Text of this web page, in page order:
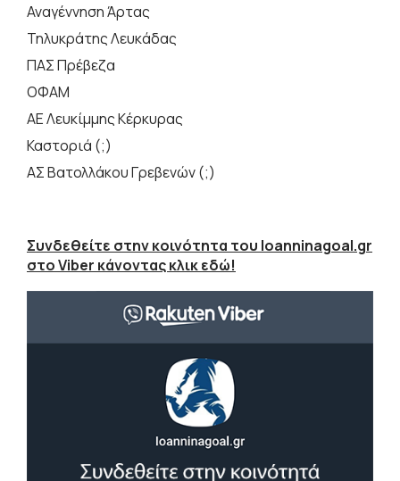
Αναγέννηση Άρτας
Τηλυκράτης Λευκάδας
ΠΑΣ Πρέβεζα
ΟΦΑΜ
ΑΕ Λευκίμμης Κέρκυρας
Καστοριά (;)
ΑΣ Βατολλάκου Γρεβενών (;)
Συνδεθείτε στην κοινότητα του Ioanninagoal.gr
στο Viber κάνοντας κλικ εδώ!